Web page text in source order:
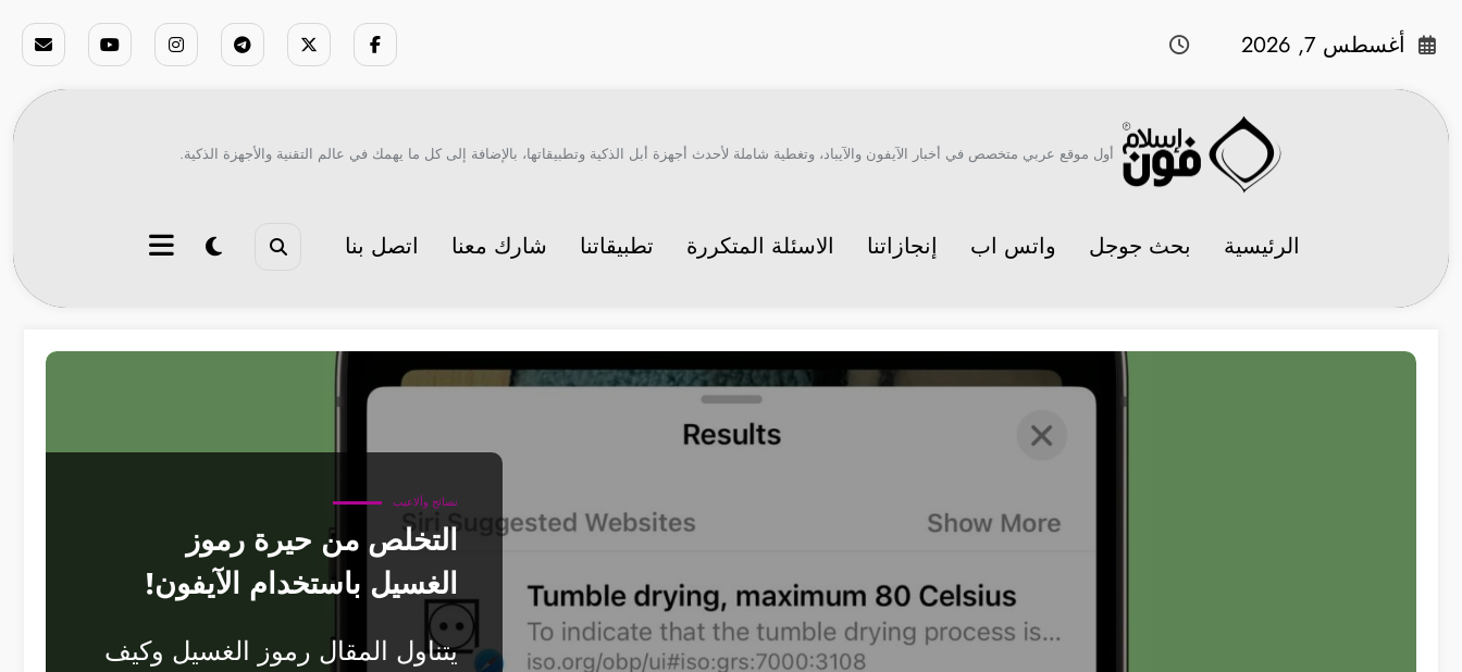
أغسطس 7, 2026
أول موقع عربي متخصص في أخبار الآيفون والآيباد، وتغطية شاملة لأحدث أجهزة أبل الذكية وتطبيقاتها، بالإضافة إلى كل ما يهمك في عالم التقنية والأجهزة الذكية.
الرئيسية بحث جوجل واتس اب إنجازاتنا الاسئلة المتكررة تطبيقاتنا شارك معنا اتصل بنا
نصائح وألاعيب
التخلص من حيرة رموز
الغسيل باستخدام الآيفون!
يتناول المقال رموز الغسيل وكيف